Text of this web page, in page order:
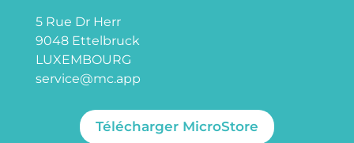
5 Rue Dr Herr
9048 Ettelbruck
LUXEMBOURG
service@mc.app
Télécharger MicroStore